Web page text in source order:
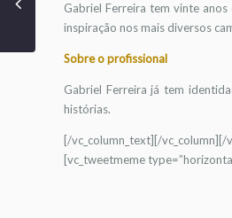
Gabriel Ferreira tem vinte
inspiração nos mais diversos
Sobre o profissional
Gabriel Ferreira já tem
histórias.
[/vc_column_text][/vc_column][/
[vc_tweetmeme